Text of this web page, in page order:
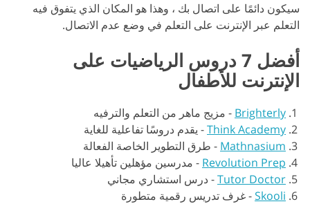
سيكون دائمًا على اتصال بك ، وهذا هو المكان الذي يتفوق فيه
التعلم عبر الإنترنت على التعلم في وضع عدم الاتصال.
أفضل 7 دروس الرياضيات على
الإنترنت للأطفال
Brighterly
- مزيج ماهر من التعلم والترفيه
Think Academy
- يقدم دروسًا تفاعلية للغاية
Mathnasium
- طرق التطوير الخاصة الفعالة
Revolution Prep
- مدرسين مؤهلين تأهيلا عاليا
Tutor Doctor
-درس استشاري مجاني
Skooli
-غرف تدريس رقمية متطورة